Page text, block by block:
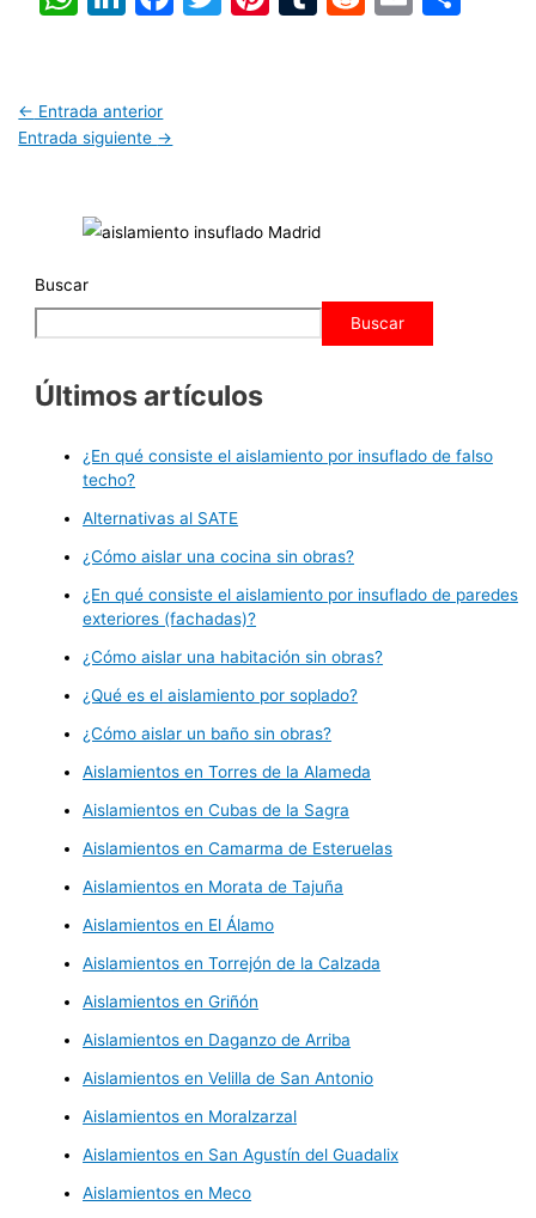
← Entrada anterior
Entrada siguiente →
Buscar
Buscar
Últimos artículos
¿En qué consiste el aislamiento por insuflado de falso
techo?
Alternativas al SATE
¿Cómo aislar una cocina sin obras?
¿En qué consiste el aislamiento por insuflado de paredes
exteriores (fachadas)?
¿Cómo aislar una habitación sin obras?
¿Qué es el aislamiento por soplado?
¿Cómo aislar un baño sin obras?
Aislamientos en Torres de la Alameda
Aislamientos en Cubas de la Sagra
Aislamientos en Camarma de Esteruelas
Aislamientos en Morata de Tajuña
Aislamientos en El Álamo
Aislamientos en Torrejón de la Calzada
Aislamientos en Griñón
Aislamientos en Daganzo de Arriba
Aislamientos en Velilla de San Antonio
Aislamientos en Moralzarzal
Aislamientos en San Agustín del Guadalix
Aislamientos en Meco